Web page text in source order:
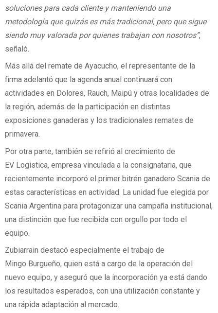
soluciones para cada cliente y manteniendo una
metodología que quizás es más tradicional, pero que sigue
siendo muy valorada por quienes trabajan con nosotros”,
señaló.
Más allá del remate de Ayacucho, el representante de la
firma adelantó que la agenda anual continuará con
actividades en Dolores, Rauch, Maipú y otras localidades de
la región, además de la participación en distintas
exposiciones ganaderas y los tradicionales remates de
primavera.
Por otra parte, también se refirió al crecimiento de
EV Logistica, empresa vinculada a la consignataria, que
recientemente incorporó el primer bitrén ganadero Scania de
estas características en actividad. La unidad fue elegida por
Scania Argentina para protagonizar una campaña institucional,
una distinción que fue recibida con orgullo por todo el
equipo.
Zubiarrain destacó especialmente el trabajo de
Mingo Burgueño, quien está a cargo de la operación del
nuevo equipo, y aseguró que la incorporación ya está dando
los resultados esperados, con una utilización constante y
una rápida adaptación al mercado.